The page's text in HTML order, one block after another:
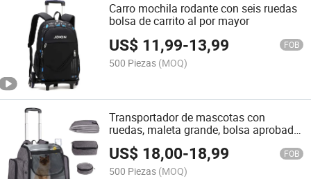
Carro mochila rodante con seis ruedas
bolsa de carrito al por mayor
US$ 11,99-13,99 FOB
500 Piezas (MOQ)
Transportador de mascotas con
ruedas, maleta grande, bolsa aprobada
por aerolíneas para perros y gatos
US$ 18,00-18,99 FOB
500 Piezas (MOQ)